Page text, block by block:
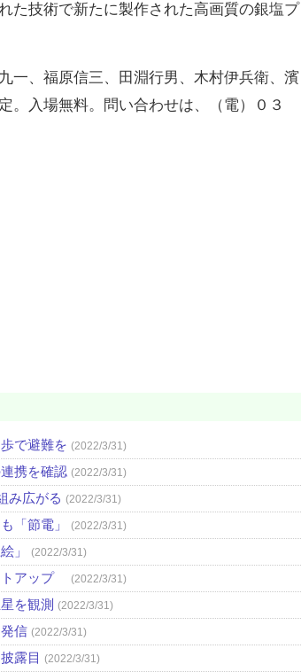
た技術で新たに製作された高画質の銀塩プ
一、福原信三、田淵行男、木村伊兵衛、濱
。入場無料。問い合わせは、（電）０３
で避難を (2022/3/31)
携を確認 (2022/3/31)
み広がる (2022/3/31)
「節電」 (2022/3/31)
」 (2022/3/31)
トアップ (2022/3/31)
を観測 (2022/3/31)
信 (2022/3/31)
露目 (2022/3/31)